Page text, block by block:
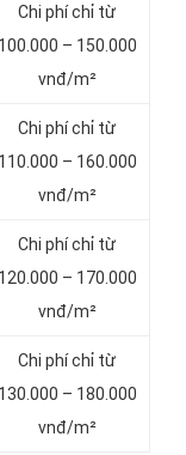
Chi phí chỉ từ
100.000 – 150.000
vnđ/m²
Chi phí chỉ từ
110.000 – 160.000
vnđ/m²
Chi phí chỉ từ
120.000 – 170.000
vnđ/m²
Chi phí chỉ từ
130.000 – 180.000
vnđ/m²